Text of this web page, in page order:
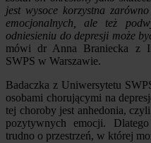
jest wysoce korzystna
emocjonalnych, ale też
odniesieniu do depresji może
mówi dr Anna Braniecka z
SWPS w Warszawie.
Badaczka z Uniwersytetu
osobami chorującymi na
tej choroby jest anhedonia,
pozytywnych emocji.
trudno o przestrzeń, w której